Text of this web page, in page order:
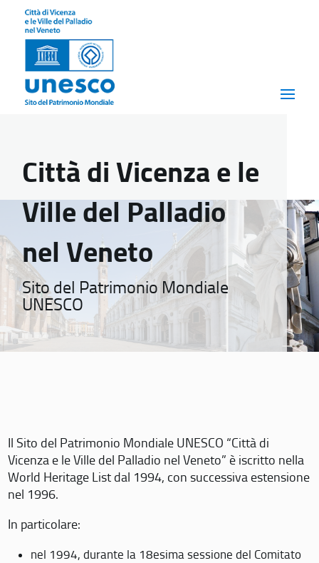
Città di Vicenza e le
Ville del Palladio
nel Veneto
Sito del Patrimonio Mondiale
UNESCO
Il Sito del Patrimonio Mondiale UNESCO “Città di
Vicenza e le Ville del Palladio nel Veneto” è iscritto nella
World Heritage List dal 1994, con successiva estensione
nel 1996.
In particolare:
nel 1994, durante la 18esima sessione del Comitato